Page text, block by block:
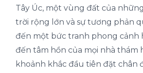
Tây Úc, một vùng đất của
trời rộng lớn và sự tương phản
đến một bức tranh phong cảnh
đến tâm hồn của mọi nhà thám
khoảnh khắc đầu tiên đặt chân